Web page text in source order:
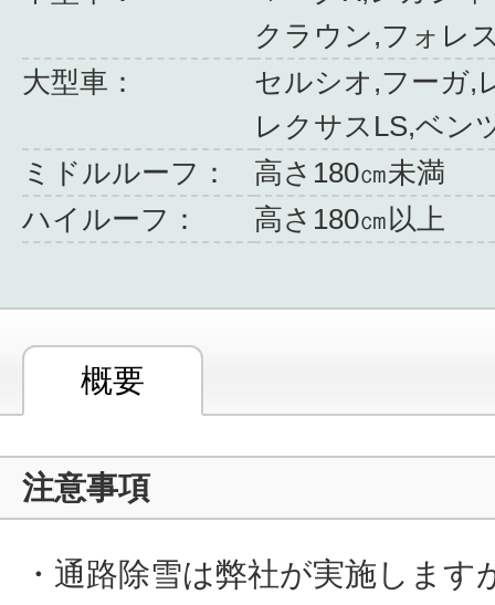
クラウン,フォレ
大型車：
セルシオ,フーガ,
レクサスLS,ベン
ミドルルーフ：
高さ180㎝未満
ハイルーフ：
高さ180㎝以上
概要
注意事項
・通路除雪は弊社が実施します